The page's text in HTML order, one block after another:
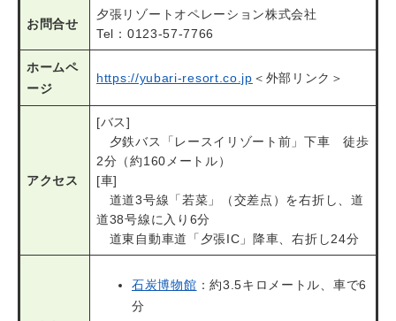
お問合せ
夕張リゾートオペレーション株式会社
Tel：0123-57-7766
ホームペ
ージ
https://yubari-resort.co.jp ＜外部リンク＞
アクセス
[バス]
夕鉄バス「レースイリゾート前」下車 徒歩
2分（約160メートル）
[車]
道道3号線「若菜」（交差点）を右折し、道
道38号線に入り6分
道東自動車道「夕張IC」降車、右折し24分
石炭博物館 ：約3.5キロメートル、車で6
分